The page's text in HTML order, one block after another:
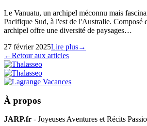
Le Vanuatu, un archipel méconnu mais
Pacifique Sud, à l'est de l'Australie. Composé
archipel offre une diversité de paysages…
27 février 2025Lire plus→
←Retour aux articles
À propos
JARP.fr - Joyeuses Aventures et Récits